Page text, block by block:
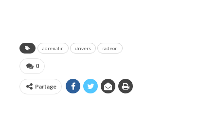
adrenalin drivers radeon
0
Partage